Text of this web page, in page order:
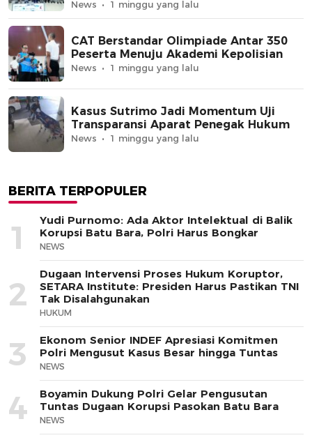
News 1 minggu yang lalu
CAT Berstandar Olimpiade Antar 350
Peserta Menuju Akademi Kepolisian
News 1 minggu yang lalu
Kasus Sutrimo Jadi Momentum Uji
Transparansi Aparat Penegak Hukum
News 1 minggu yang lalu
BERITA TERPOPULER
1
Yudi Purnomo: Ada Aktor Intelektual di Balik
Korupsi Batu Bara, Polri Harus Bongkar
NEWS
2
Dugaan Intervensi Proses Hukum Koruptor,
SETARA Institute: Presiden Harus Pastikan TNI
Tak Disalahgunakan
HUKUM
3
Ekonom Senior INDEF Apresiasi Komitmen
Polri Mengusut Kasus Besar hingga Tuntas
NEWS
4
Boyamin Dukung Polri Gelar Pengusutan
Tuntas Dugaan Korupsi Pasokan Batu Bara
NEWS